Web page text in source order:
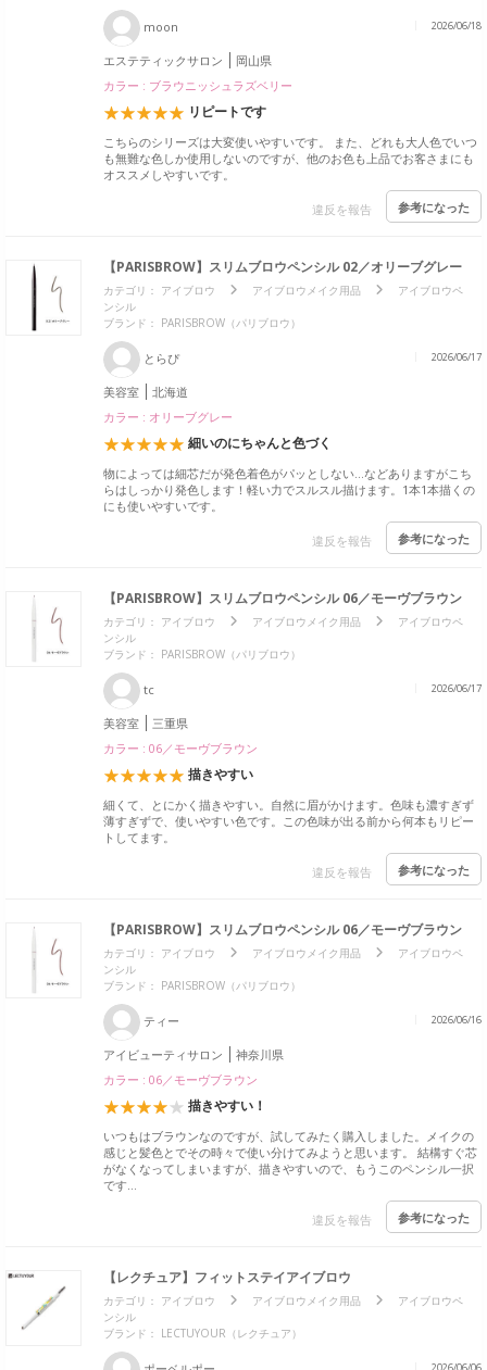
moon 2026/06/18
エステティックサロン
岡山県
カラー : ブラウニッシュラズベリー
リピートです
こちらのシリーズは大変使いやすいです。 また、どれも大人色でいつ
も無難な色しか使用しないのですが、他のお色も上品でお客さまにも
オススメしやすいです。
違反を報告 参考になった
【PARISBROW】スリムブロウペンシル 02／オリーブグレー
カテゴリ： アイブロウ アイブロウメイク用品
アイブロウペ
ンシル
ブランド： PARISBROW（パリブロウ）
とらぴ 2026/06/17
美容室
北海道
カラー : オリーブグレー
細いのにちゃんと色づく
物によっては細芯だが発色着色がパッとしない…などありますがこち
らはしっかり発色します！軽い力でスルスル描けます。1本1本描くの
にも使いやすいです。
違反を報告 参考になった
【PARISBROW】スリムブロウペンシル 06／モーヴブラウン
カテゴリ： アイブロウ アイブロウメイク用品
アイブロウペ
ンシル
ブランド： PARISBROW（パリブロウ）
tc 2026/06/17
美容室
三重県
カラー : 06／モーヴブラウン
描きやすい
細くて、とにかく描きやすい。自然に眉がかけます。色味も濃すぎず
薄すぎずで、使いやすい色です。この色味が出る前から何本もリピー
トしてます。
違反を報告 参考になった
【PARISBROW】スリムブロウペンシル 06／モーヴブラウン
カテゴリ： アイブロウ アイブロウメイク用品
アイブロウペ
ンシル
ブランド： PARISBROW（パリブロウ）
ティー 2026/06/16
アイビューティサロン
神奈川県
カラー : 06／モーヴブラウン
描きやすい！
いつもはブラウンなのですが、試してみたく購入しました。メイクの
感じと髪色とでその時々で使い分けてみようと思います。 結構すぐ芯
がなくなってしまいますが、描きやすいので、もうこのペンシル一択
です…
違反を報告 参考になった
【レクチュア】フィットステイアイブロウ
カテゴリ： アイブロウ アイブロウメイク用品
アイブロウペ
ンシル
ブランド： LECTUYOUR（レクチュア）